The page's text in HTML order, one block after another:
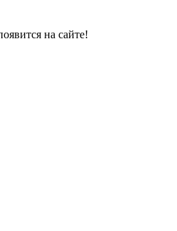
на сайте!